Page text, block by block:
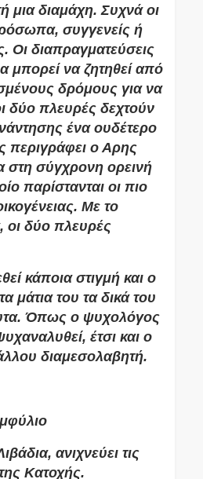
μια διαμάχη. Συχνά οι
συγγενείς ή
Οι διαπραγματεύσεις
μπορεί να ζητηθεί από
δρόμους για να
δύο πλευρές δεχτούν
ένα ουδέτερο
περιγράφει ο Αρης
στη σύγχρονη ορεινή
παρίστανται οι πιο
Με το
οι δύο πλευρές
κάποια στιγμή και ο
μάτια του τα δικά του
Όπως ο ψυχολόγος
έτσι και ο
διαμεσολαβητή.
ανιχνεύει τις
Κατοχής.